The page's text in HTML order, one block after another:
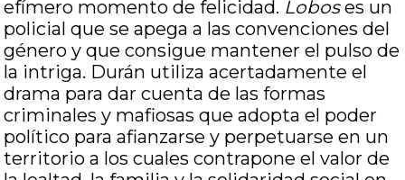
efímero momento de felicidad. Loboses un
policial que se apega a las convenciones del
género y que consigue mantener el pulso de
la intriga. Durán utiliza acertadamente el
drama para dar cuenta de las formas
criminales y mafiosas que adopta el poder
político para afianzarse y perpetuarse en un
territorio a los cuales contrapone el valor de